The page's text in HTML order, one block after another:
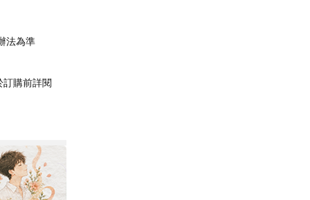
法為準
訂購前詳閱